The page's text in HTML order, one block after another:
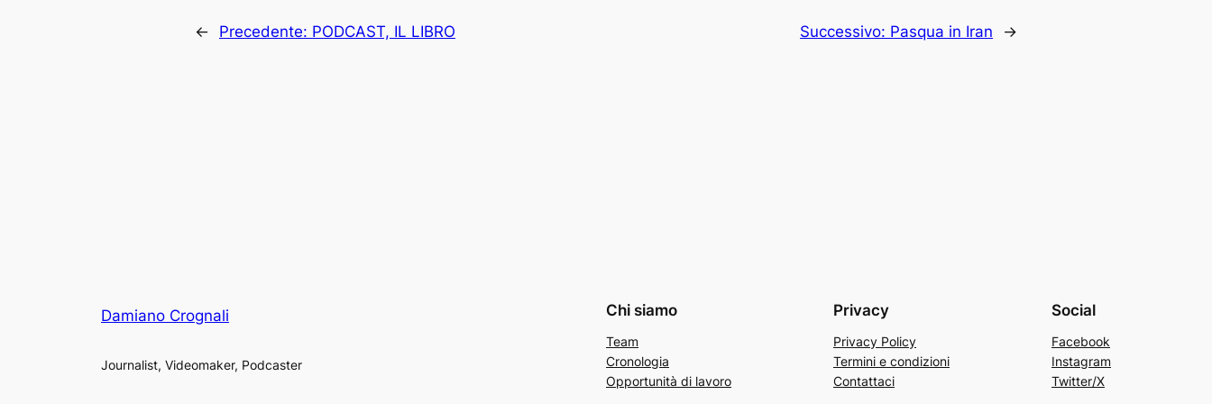
← Precedente: PODCAST, IL LIBRO Successivo: Pasqua in Iran →
Damiano Crognali
Journalist, Videomaker, Podcaster
Chi siamo
Team
Cronologia
Opportunità di lavoro
Privacy
Privacy Policy
Termini e condizioni
Contattaci
Social
Facebook
Instagram
Twitter/X